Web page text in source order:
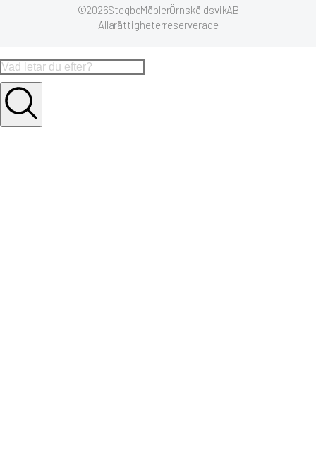
© 2026 Stegbo Möbler Örnsköldsvik AB
Alla rättigheter reserverade